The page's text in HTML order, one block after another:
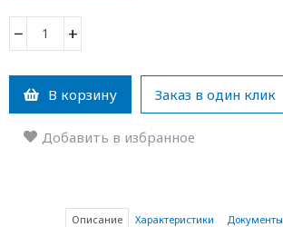
− +
В корзину Заказ в один клик
Добавить в избранное
Описание Характеристики Документы